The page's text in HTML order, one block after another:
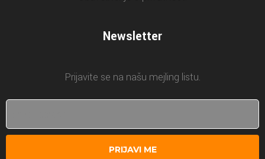
Newsletter
Prijavite se na našu mejling listu.
PRIJAVI ME